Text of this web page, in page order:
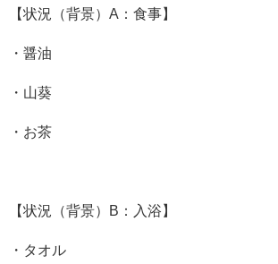
【状況（背景）A：食事】
・醤油
・山葵
・お茶
【状況（背景）B：入浴】
・タオル